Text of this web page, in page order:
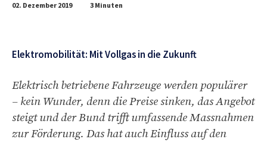
02. Dezember 2019
3 Minuten
Elektromobilität: Mit Vollgas in die Zukunft
Elektrisch betriebene Fahrzeuge werden populärer
– kein Wunder, denn die Preise sinken, das Angebot
steigt und der Bund trifft umfassende Massnahmen
zur Förderung. Das hat auch Einfluss auf den